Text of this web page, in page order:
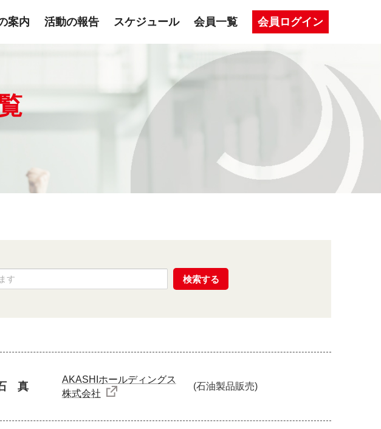
案内 活動の報告 スケジュール 会員一覧 会員ログイン
検索する
真
AKASHIホールディングス
株式会社
(石油製品販売)